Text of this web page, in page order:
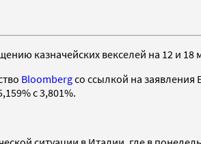
казначейских векселей на 12 и
Bloombergсо ссылкой на заявления
с 3,801%.